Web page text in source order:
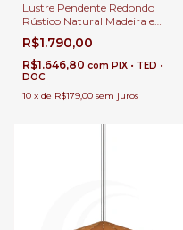
Lustre Pendente Redondo
Rústico Natural Madeira e
Tecido Bege Ø45x41cm e 1x E-
27 Para Mesa de Jantar | Linha
Carimbó
R$1.790,00
R$1.646,80 com PIX • TED •
DOC
10 x de R$179,00 sem juros